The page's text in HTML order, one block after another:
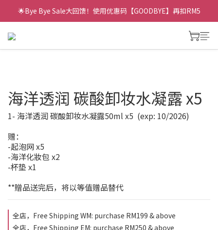
🌟Bye Bye Sale大回馈！使用优惠码【GOODBYE】再扣RM5
海洋透润 碳酸卸妆水凝露 x5
1- 海洋透润 碳酸卸妆水凝露50ml x5  (exp: 10/2026)
赠：
-起泡网 x5
-海洋化妝包 x2
-杯垫 x1
**贈品送完后，将以等值赠品替代
全店，Free Shipping WM: purchase RM199 & above
全店，Free Shipping EM: purchase RM250 & above